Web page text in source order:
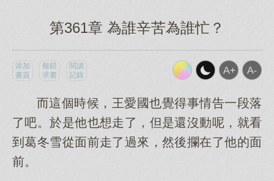
第361章 為誰辛苦為誰忙？
添加
書簽
報錯
求書
閱讀
記錄
而這個時候，王愛國也覺得事情告一段落
了吧。於是他也想走了，但是還沒動呢，就看
到葛冬雪從面前走了過來，然後攔在了他的面
前。